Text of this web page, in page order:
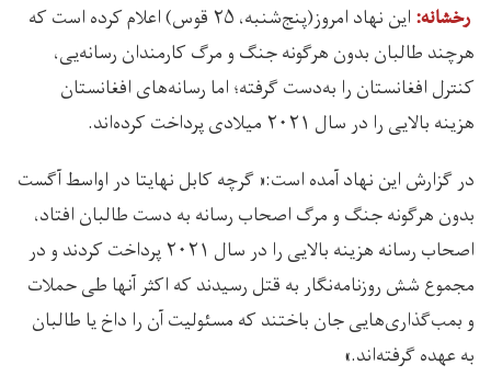
رخشانه:‌
این نهاد امروز(پنج‌شنبه، ۲۵ قوس) اعلام کرده است که
هرچند طالبان بدون هرگونه جنگ و مرگ کارمندان رسانه‌یی،
کنترل افغانستان را به‌دست گرفته؛ اما رسانه‌های افغانستان
هزینه‌ بالایی را در سال ۲۰۲۱ میلادی پرداخت کرده‌اند.
در گزارش این نهاد آمده است:« گرچه کابل نهایتا در اواسط آگست
بدون هرگونه جنگ و مرگ اصحاب رسانه به دست طالبان افتاد،
اصحاب رسانه هزینه بالایی را در سال ۲۰۲۱ پرداخت کردند و در
مجموع شش روزنامه‌نگار به قتل رسیدند که اکثر آنها طی حملات
و بمب‌گذاری‌هایی جان باختند که مسئولیت آن را داخ یا طالبان
به عهده گرفته‌اند.»